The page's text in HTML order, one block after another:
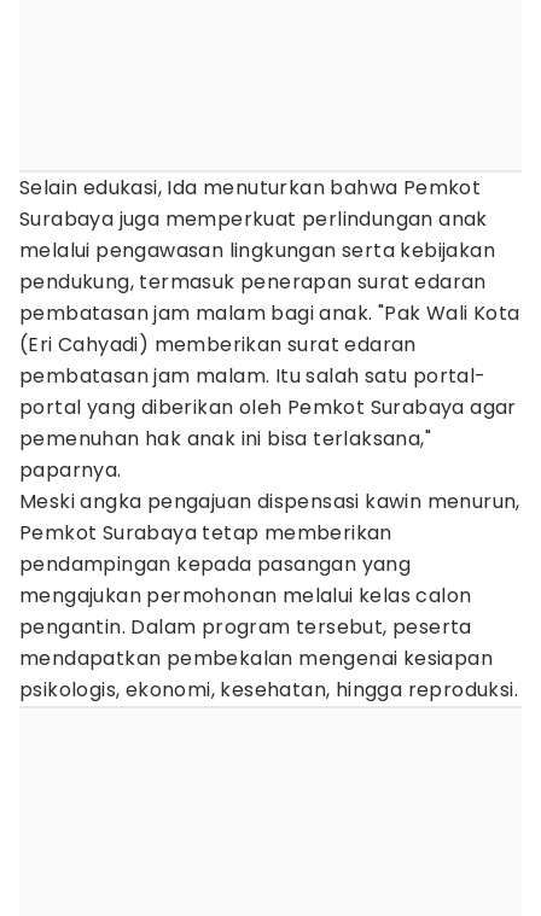
Selain edukasi, Ida menuturkan bahwa Pemkot
Surabaya juga memperkuat perlindungan anak
melalui pengawasan lingkungan serta kebijakan
pendukung, termasuk penerapan surat edaran
pembatasan jam malam bagi anak. "Pak Wali Kota
(Eri Cahyadi) memberikan surat edaran
pembatasan jam malam. Itu salah satu portal-
portal yang diberikan oleh Pemkot Surabaya agar
pemenuhan hak anak ini bisa terlaksana,"
paparnya.
Meski angka pengajuan dispensasi kawin menurun,
Pemkot Surabaya tetap memberikan
pendampingan kepada pasangan yang
mengajukan permohonan melalui kelas calon
pengantin. Dalam program tersebut, peserta
mendapatkan pembekalan mengenai kesiapan
psikologis, ekonomi, kesehatan, hingga reproduksi.